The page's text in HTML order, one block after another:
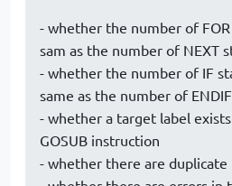
- whether the number of
sam as the number of NEXT
- whether the number of IF
same as the number of
- whether a target label
GOSUB instruction
- whether there are duplicate